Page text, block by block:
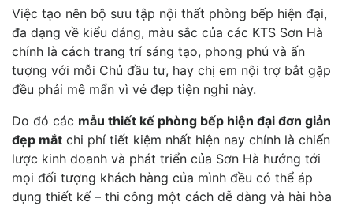
Việc tạo nên bộ sưu tập nội thất phòng bếp hiện đại,
đa dạng về kiểu dáng, màu sắc của các KTS Sơn Hà
chính là cách trang trí sáng tạo, phong phú và ấn
tượng với mỗi Chủ đầu tư, hay chị em nội trợ bắt gặp
đều phải mê mẩn vì vẻ đẹp tiện nghi này.
Do đó các mẫu thiết kế phòng bếp hiện đại đơn giản
đẹp mắt chi phí tiết kiệm nhất hiện nay chính là chiến
lược kinh doanh và phát triển của Sơn Hà hướng tới
mọi đối tượng khách hàng của mình đều có thể áp
dụng thiết kế – thi công một cách dễ dàng và hài hòa